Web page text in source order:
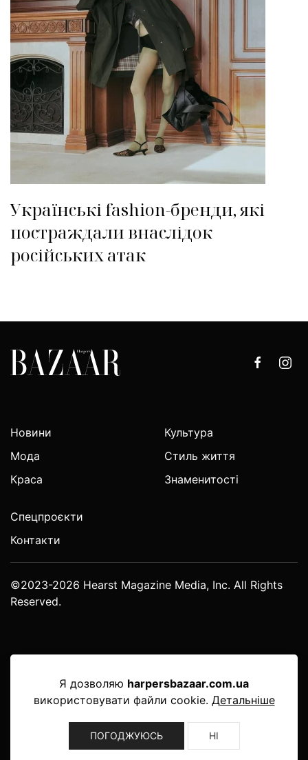
Українські fashion-бренди, які
постраждали внаслідок
російських атак
Я дозволяю harpersbazaar.com.ua
використовувати файли cookie. Детальніше
ПОГОДЖУЮСЬ НІ
Новини
Мода
Краса
Культура
Стиль життя
Знаменитості
Спецпроєкти
Контакти
©2023-2026 Hearst Magazine Media, Inc. All Rights
Reserved.